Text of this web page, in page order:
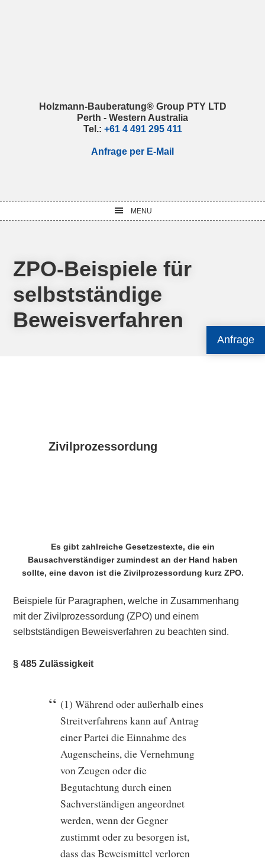
Anfrage
Holzmann-Bauberatung® Group PTY LTD
Perth - Western Australia
Tel.: +61 4 491 295 411
Anfrage per E-Mail
MENU
ZPO-Beispiele für
selbstständige
Beweisverfahren
Zivilprozessordung
Es gibt zahlreiche Gesetzestexte, die ein
Bausachverständiger zumindest an der Hand haben
sollte, eine davon ist die Zivilprozessordung kurz ZPO.
Beispiele für Paragraphen, welche in Zusammenhang
mit der Zivilprozessordung (ZPO) und einem
selbstständigen Beweisverfahren zu beachten sind.
§ 485 Zulässigkeit
(1) Während oder außerhalb eines
Streitverfahrens kann auf Antrag
einer Partei die Einnahme des
Augenscheins, die Vernehmung
von Zeugen oder die
Begutachtung durch einen
Sachverständigen angeordnet
werden, wenn der Gegner
zustimmt oder zu besorgen ist,
dass das Beweismittel verloren